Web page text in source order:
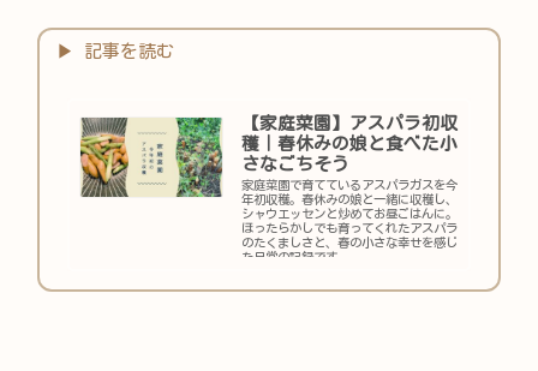
【家庭菜園】アスパラ初収
穫｜春休みの娘と食べた小
さなごちそう
家庭菜園で育てているアスパラガスを今
年初収穫。春休みの娘と一緒に収穫し、
シャウエッセンと炒めてお昼ごはんに。
ほったらかしでも育ってくれたアスパラ
のたくましさと、春の小さな幸せを感じ
た日常の記録です。